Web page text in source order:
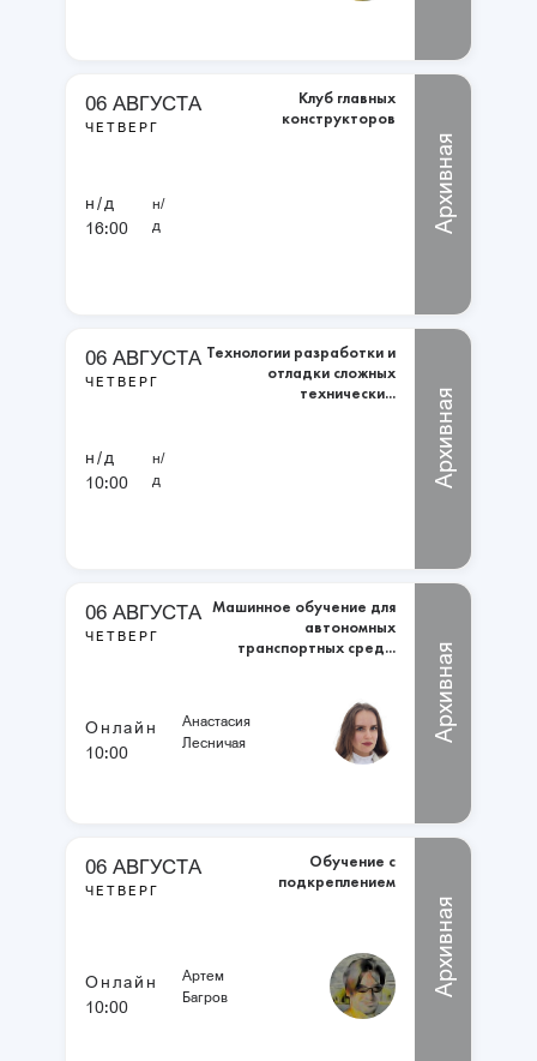
06 АВГУСТА
ЧЕТВЕРГ
Клуб главных
конструкторов
н/д
16:00
н/
д
Архивная
06 АВГУСТА
ЧЕТВЕРГ
Технологии разработки и
отладки сложных
технически...
н/д
10:00
н/
д
Архивная
06 АВГУСТА
ЧЕТВЕРГ
Машинное обучение для
автономных
транспортных сред...
Онлайн
10:00
Анастасия
Лесничая
Архивная
06 АВГУСТА
ЧЕТВЕРГ
Обучение с
подкреплением
Онлайн
10:00
Артем
Багров
Архивная